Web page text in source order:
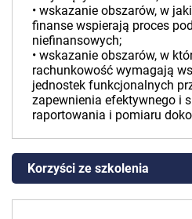
• wskazanie obszarów, w
finanse wspierają proces
niefinansowych;
• wskazanie obszarów, w
rachunkowość wymagają
jednostek funkcjonalnych
zapewnienia efektywnego i
raportowania i pomiaru
Korzyści ze szkolenia